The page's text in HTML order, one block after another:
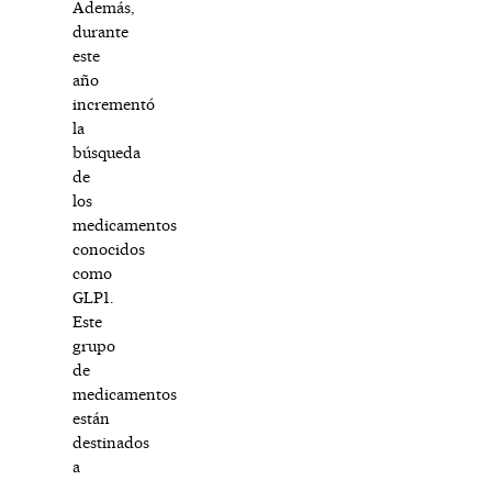
Además,
durante
este
año
incrementó
la
búsqueda
de
los
medicamentos
conocidos
como
GLP1.
Este
grupo
de
medicamentos
están
destinados
a